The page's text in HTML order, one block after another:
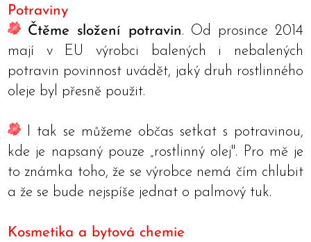
Potraviny
Čtěme složení potravin. Od prosince 2014
mají v EU výrobci balených i nebalených
potravin povinnost uvádět, jaký druh rostlinného
oleje byl přesně použit.
I tak se můžeme občas setkat s potravinou,
kde je napsaný pouze „rostlinný olej". Pro mě je
to známka toho, že se výrobce nemá čím chlubit
a že se bude nejspíše jednat o palmový tuk.
Kosmetika a bytová chemie